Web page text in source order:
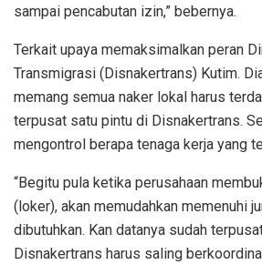
sampai pencabutan izin,” bebernya.
Terkait upaya memaksimalkan peran
Transmigrasi (Disnakertrans) Kutim.
memang semua naker lokal harus
terpusat satu pintu di Disnakertrans.
mengontrol berapa tenaga kerja yang
“Begitu pula ketika perusahaan
(loker), akan memudahkan memenuhi
dibutuhkan. Kan datanya sudah
Disnakertrans harus saling